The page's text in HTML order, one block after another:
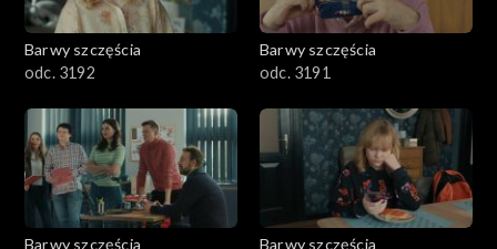
1701–1800
1601–1700
1501–1600
1401–1500
1301–1400
Barwy szczęścia
odc. 3192
Barwy szczęścia
odc. 3191
Barwy szczęścia
Barwy szczęścia